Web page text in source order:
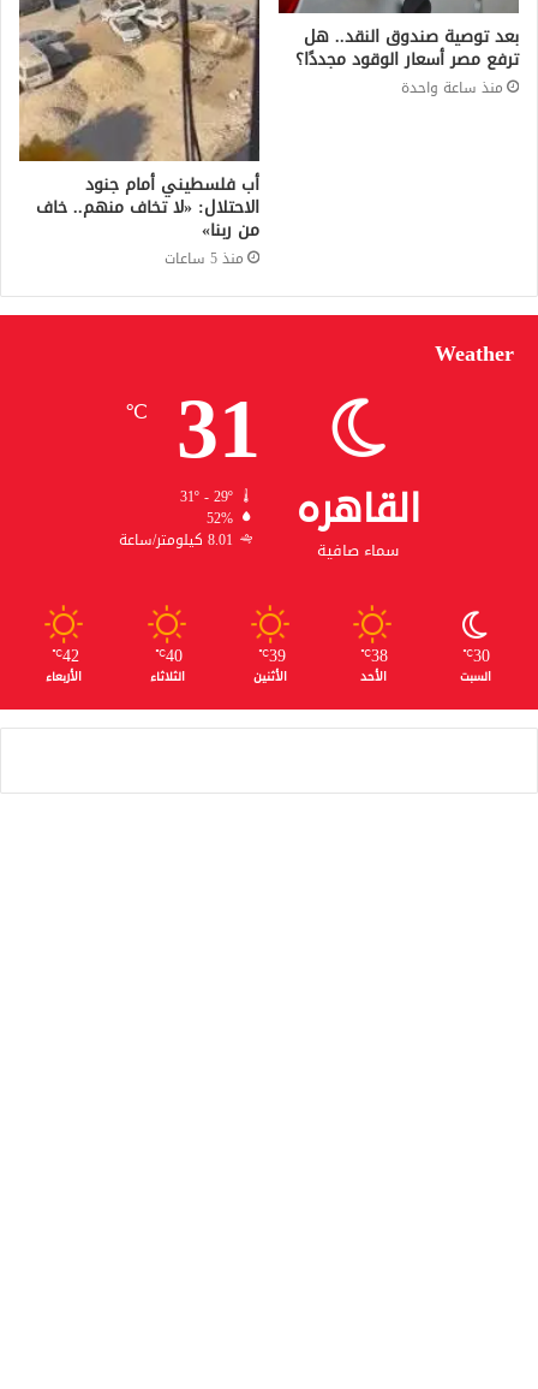
بعد توصية صندوق النقد.. هل
ترفع مصر أسعار الوقود مجددًا؟
منذ ساعة واحدة
أب فلسطيني أمام جنود
الاحتلال: «لا تخاف منهم.. خاف
من ربنا»
منذ 5 ساعات
Weather
القاهره
سماء صافية
31
℃
31º - 29º
52%
8.01 كيلومتر/ساعة
30
℃
السبت
38
℃
الأحد
39
℃
الأثنين
40
℃
الثلاثاء
42
℃
الأربعاء